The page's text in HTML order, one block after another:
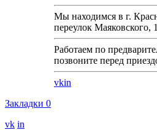
Мы находимся в г.
переулок Маяковского,
Работаем по
позвоните перед
vkin
Закладки 0
vk in